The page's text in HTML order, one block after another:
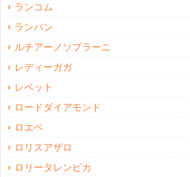
ランコム
ランバン
ルチアーノソプラーニ
レディーガガ
レペット
ロードダイアモンド
ロエベ
ロリスアザロ
ロリータレンピカ